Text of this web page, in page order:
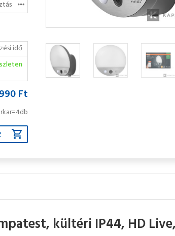
idő
Ft
kültéri IP44, HD